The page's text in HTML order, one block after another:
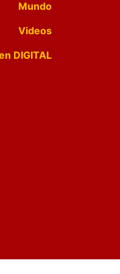
Mundo
Videos
DIGITAL